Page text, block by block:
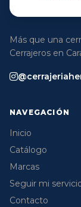
Más que una
Cerrajeros en
NAVEGACIÓN
Inicio
Catálogo
Marcas
Seguir mi
Contacto